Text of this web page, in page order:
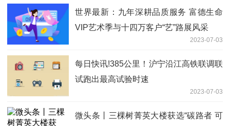
世界最新：九年深耕品质服务 富德生命
VIP艺术季与十四万客户“艺”路展风采
2023-07-03
每日快讯!385公里！沪宁沿江高铁联调联
试跑出最高试验时速
2023-07-03
微头条丨三棵树菁英大楼获选“碳路者 可